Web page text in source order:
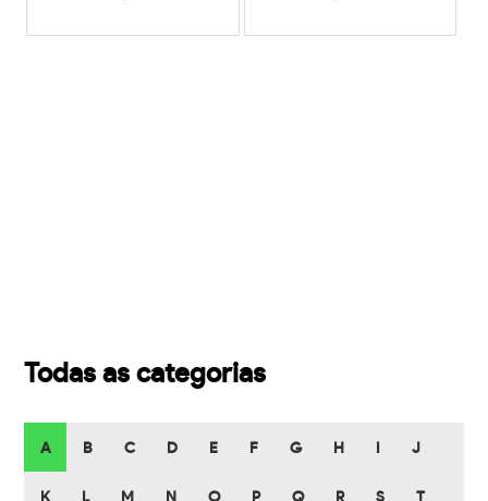
Todas as categorias
A B C D E F G H J
K L M N O P Q R S T